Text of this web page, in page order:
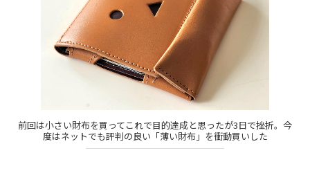
前回は小さい財布を買ってこれで目的達成と思ったが3日で挫折。今
度はネットでも評判の良い「薄い財布」を衝動買いした